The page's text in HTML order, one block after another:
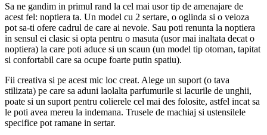
Sa ne gandim in primul rand la cel mai usor tip de amenajare de
acest fel: noptiera ta. Un model cu 2 sertare, o oglinda si o veioza
pot sa-ti ofere cadrul de care ai nevoie. Sau poti renunta la noptiera
in sensul ei clasic si opta pentru o masuta (usor mai inaltata decat o
noptiera) la care poti aduce si un scaun (un model tip otoman, tapitat
si confortabil care sa ocupe foarte putin spatiu).
Fii creativa si pe acest mic loc creat. Alege un suport (o tava
stilizata) pe care sa aduni laolalta parfumurile si lacurile de unghii,
poate si un suport pentru colierele cel mai des folosite, astfel incat sa
le poti avea mereu la indemana. Trusele de machiaj si ustensilele
specifice pot ramane in sertar.